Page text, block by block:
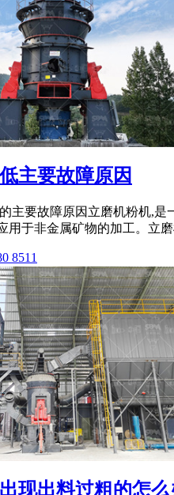
主要故障原因
主要故障原因立磨机粉机,
用于非金属矿物的加工。立
8511
现出料过粗的怎